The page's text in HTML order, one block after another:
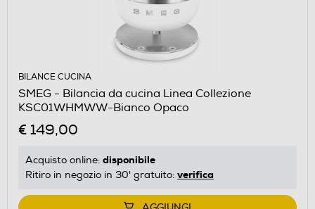
BILANCE CUCINA
SMEG - Bilancia da cucina Linea Collezione
KSC01WHMWW-Bianco Opaco
€ 149,00
Acquisto online: disponibile
Ritiro in negozio in 30' gratuito: verifica